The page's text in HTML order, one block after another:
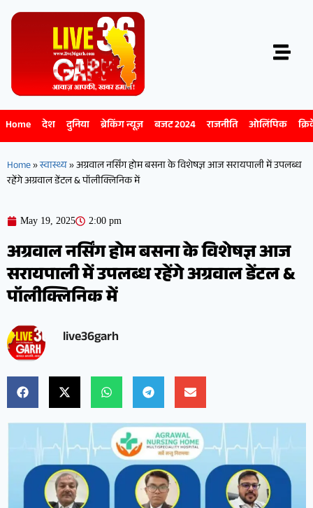
Home देश दुनिया ब्रेकिंग न्यूज़ बजट 2024 राजनीति ओलिंपिक
Home»स्वास्थ्य»अग्रवाल नर्सिंग होम बसना के विशेषज्ञ आज सरायपाली में उपलब्ध
रहेंगे अग्रवाल डेंटल & पॉलीक्लिनिक में
May 19, 2025 2:00 pm
अग्रवाल नर्सिंग होम बसना के विशेषज्ञ आज
सरायपाली में उपलब्ध रहेंगे अग्रवाल डेंटल &
पॉलीक्लिनिक में
live36garh